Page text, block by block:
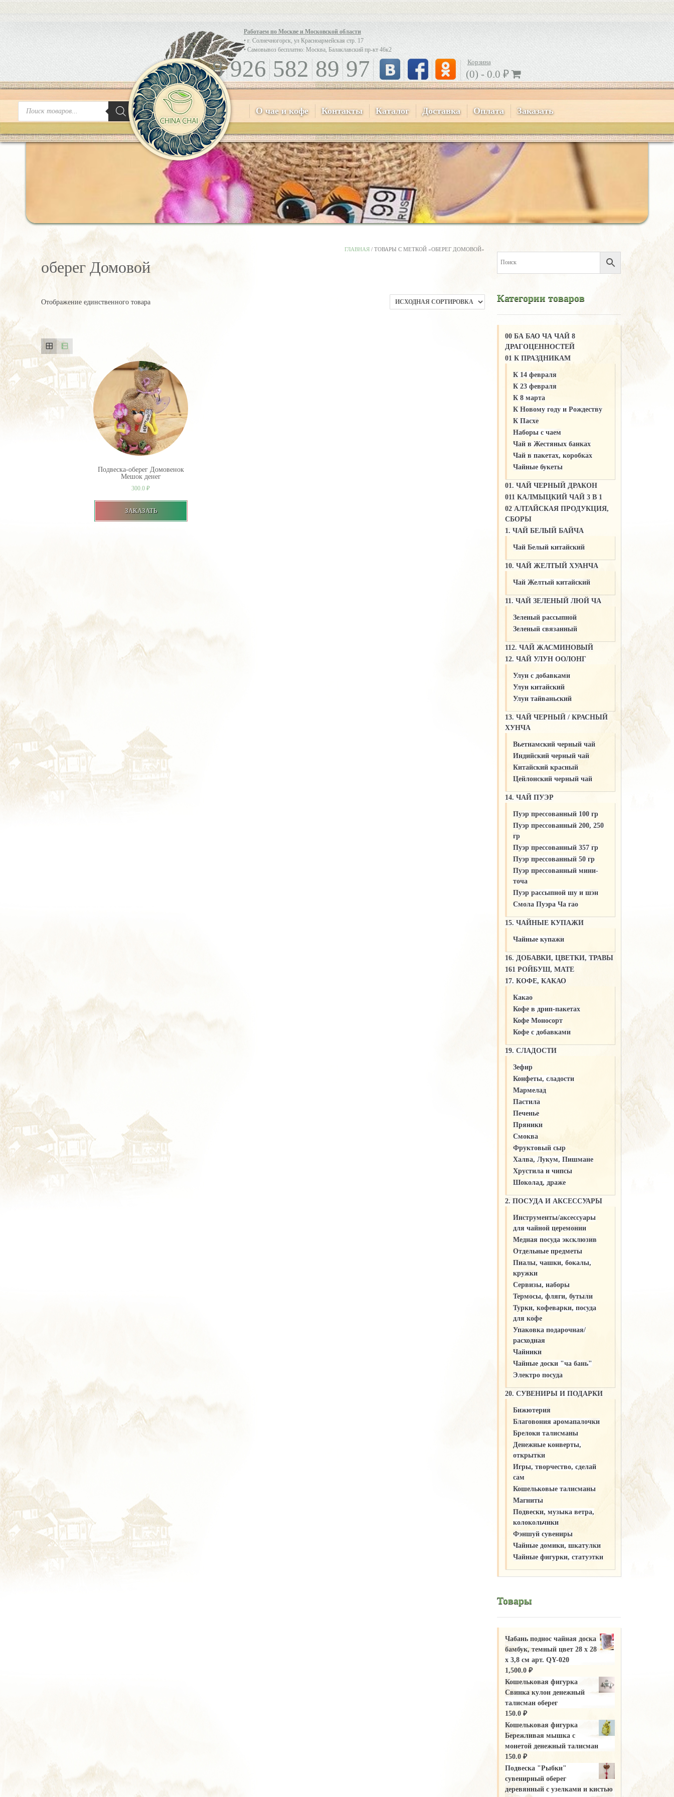
О чае и кофе Контакты Каталог Доставка Оплата Заказать
Работаем по Москве и Московской области
• г. Солнечногорск, ул Красноармейская стр. 17
• Самовывоз бесплатно: Москва, Балаклавский пр-кт 46к2
8 926 582 89 97 Корзина
(0) -0.0 ₽
Поиск
товаров
ГЛАВНАЯ/ ТОВАРЫ С МЕТКОЙ «ОБЕРЕГ ДОМОВОЙ»
оберег Домовой
Отображение единственного товара
Подвеска-оберег Домовенок
Мешок денег
300.0₽
ЗАКАЗАТЬ
Категории товаров
00 БА БАО ЧА ЧАЙ 8
ДРАГОЦЕННОСТЕЙ
01 К ПРАЗДНИКАМ
К 14 февраля
К 23 февраля
К 8 марта
К Новому году и Рождеству
К Пасхе
Наборы с чаем
Чай в Жестяных банках
Чай в пакетах, коробках
Чайные букеты
01. ЧАЙ ЧЕРНЫЙ ДРАКОН
011 КАЛМЫЦКИЙ ЧАЙ 3 В 1
02 АЛТАЙСКАЯ ПРОДУКЦИЯ,
СБОРЫ
1. ЧАЙ БЕЛЫЙ БАЙЧА
Чай Белый китайский
10. ЧАЙ ЖЕЛТЫЙ ХУАНЧА
Чай Желтый китайский
11. ЧАЙ ЗЕЛЕНЫЙ ЛЮЙ ЧА
Зеленый рассыпной
Зеленый связанный
112. ЧАЙ ЖАСМИНОВЫЙ
12. ЧАЙ УЛУН ООЛОНГ
Улун c добавками
Улун китайский
Улун тайваньский
13. ЧАЙ ЧЕРНЫЙ / КРАСНЫЙ
ХУНЧА
Вьетнамский черный чай
Индийский черный чай
Китайский красный
Цейлонский черный чай
14. ЧАЙ ПУЭР
Пуэр прессованный 100 гр
Пуэр прессованный 200, 250
гр
Пуэр прессованный 357 гр
Пуэр прессованный 50 гр
Пуэр прессованный мини-
точа
Пуэр рассыпной шу и шэн
Смола Пуэра Ча гао
15. ЧАЙНЫЕ КУПАЖИ
Чайные купажи
16. ДОБАВКИ, ЦВЕТКИ, ТРАВЫ
161 РОЙБУШ, МАТЕ
17. КОФЕ, КАКАО
Какао
Кофе в дрип-пакетах
Кофе Моносорт
Кофе с добавками
19. СЛАДОСТИ
Зефир
Конфеты, сладости
Мармелад
Пастила
Печенье
Пряники
Смоква
Фруктовый сыр
Халва, Лукум, Пишмане
Хрустила и чипсы
Шоколад, драже
2. ПОСУДА И АКСЕССУАРЫ
Инструменты/аксессуары
для чайной церемонии
Медная посуда эксклюзив
Отдельные предметы
Пиалы, чашки, бокалы,
кружки
Сервизы, наборы
Термосы, фляги, бутыли
Турки, кофеварки, посуда
для кофе
Упаковка подарочная/
расходная
Чайники
Чайные доски "ча бань"
Электро посуда
20. СУВЕНИРЫ И ПОДАРКИ
Бижютерия
Благовония аромапалочки
Брелоки талисманы
Денежные конверты,
открытки
Игры, творчество, сделай
сам
Кошельковые талисманы
Магниты
Подвески, музыка ветра,
колокольчики
Фэншуй сувениры
Чайные домики, шкатулки
Чайные фигурки, статуэтки
Товары
Чабань поднос чайная доска
бамбук, темный цвет 28 х 28
х 3,8 см арт. QY-020
1,500.0 ₽
Кошельковая фигурка
Свинка кулон денежный
талисман оберег
150.0 ₽
Кошельковая фигурка
Бережливая мышка с
монетой денежный талисман
150.0 ₽
Подвеска "Рыбки"
сувенирный оберег
деревянный с узелками и кистью